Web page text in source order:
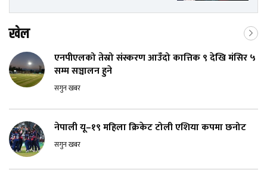
खेल
एनपीएलको तेस्रो संस्करण आउँदो कात्तिक ९ देखि मंसिर ५
सम्म सञ्चालन हुने
सगुन खबर
नेपाली यू–१९ महिला क्रिकेट टोली एशिया कपमा छनोट
सगुन खबर